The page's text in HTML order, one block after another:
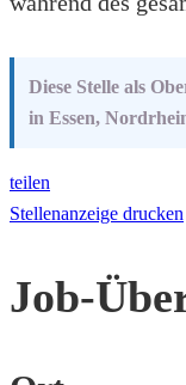
Diese Stelle als
in Essen,
teilen
Stellenanzeige drucken
Job-